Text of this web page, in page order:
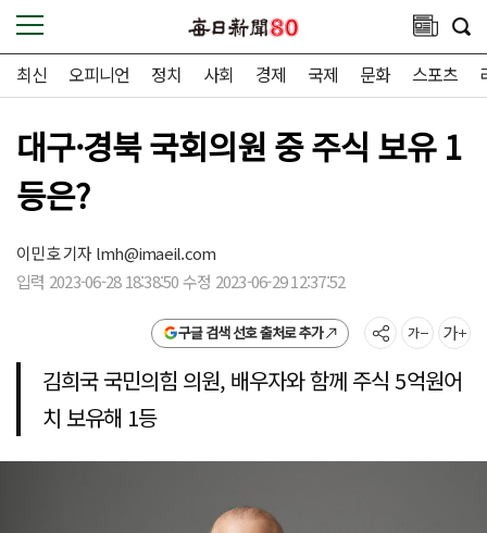
최신 오피니언 정치 사회 경제 국제 문화 스포츠
대구·경북 국회의원 중 주식 보유 1
등은?
이민호 기자lmh@imaeil.com
입력 2023-06-28 18:38:50 수정 2023-06-29 12:37:52
구글 검색 선호 출처로 추가
김희국 국민의힘 의원, 배우자와 함께 주식 5억원어
치 보유해 1등